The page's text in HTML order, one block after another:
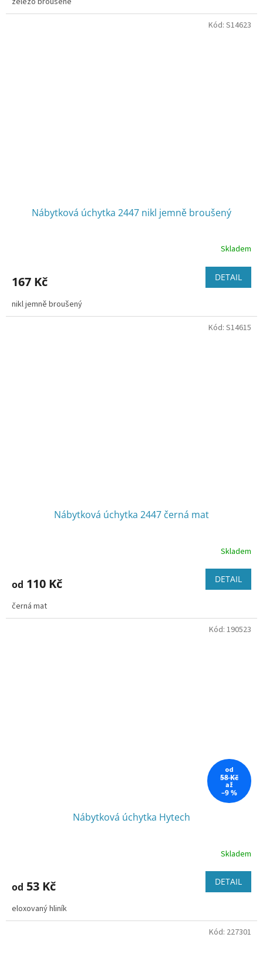
Nábytková úchytka 2447 nikl jemně broušený
Skladem
167 Kč DETAIL
nikl jemně broušený
Kód: S14623
Nábytková úchytka 2447 černá mat
Skladem
od 110 Kč DETAIL
černá mat
Kód: S14615
od
58 Kč
až
–9 %
Nábytková úchytka Hytech
Skladem
od 53 Kč DETAIL
eloxovaný hliník
Kód: 190523
Kód: 227301